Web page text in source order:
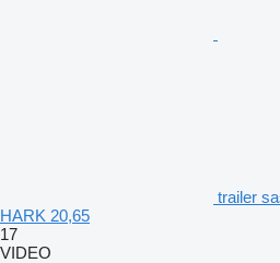
trailer
HARK 20,65
17
VIDEO